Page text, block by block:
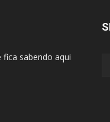
sabendo aqui